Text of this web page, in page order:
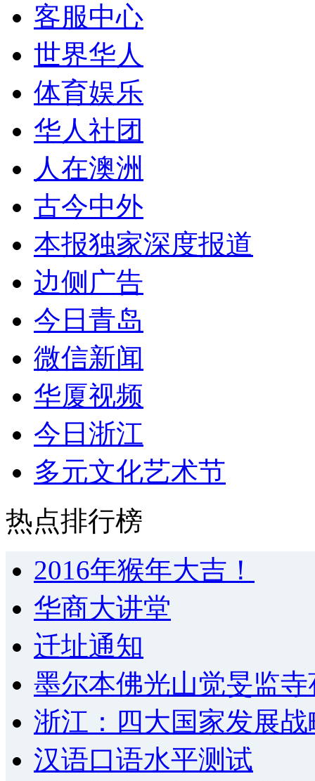
客服中心
世界华人
体育娱乐
华人社团
人在澳洲
古今中外
本报独家深度报道
边侧广告
今日青岛
微信新闻
华厦视频
今日浙江
多元文化艺术节
热点排行榜
2016年猴年大吉！
华商大讲堂
迁址通知
墨尔本佛光山觉旻监
浙江：四大国家发展
汉语口语水平测试